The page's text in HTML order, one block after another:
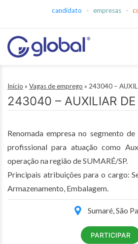
conteúdo
candidato empresas
Empregos
Início » Vagas de emprego » 243040 –
243040 – AUXILIAR DE
Renomada empresa no segmento
profissional para atuação como
operação na região de SUMARÉ/SP.
Principais atribuições para o cargo:
Armazenamento, Embalagem.
Sumaré, São
PARTICIPAR